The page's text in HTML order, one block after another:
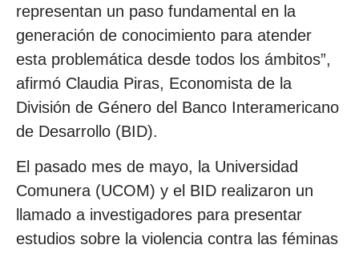
representan un paso fundamental en la
generación de conocimiento para atender
esta problemática desde todos los ámbitos”,
afirmó Claudia Piras, Economista de la
División de Género del Banco Interamericano
de Desarrollo (BID).
El pasado mes de mayo, la Universidad
Comunera (UCOM) y el BID realizaron un
llamado a investigadores para presentar
estudios sobre la violencia contra las féminas